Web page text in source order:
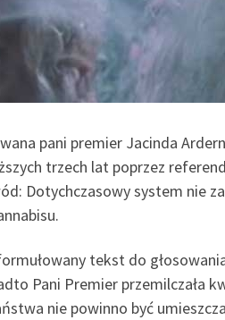
pani premier Jacinda
trzech lat poprzez
Dotychczasowy system nie
tekst do
Pani Premier przemilczała
nie powinno być